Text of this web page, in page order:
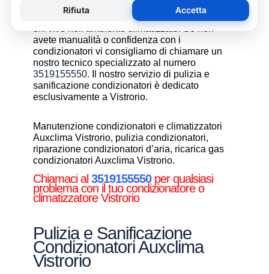
attenzione e con i giusti prodotti per non
rischiare danni al condizionatore e alla salute di
chi vive nell’ambiente climatizzato. Se non
avete manualità o confidenza con i
condizionatori vi consigliamo di chiamare un
nostro tecnico specializzato al numero
3519155550. Il nostro servizio di pulizia e
sanificazione condizionatori è dedicato
esclusivamente a Vistrorio.
Manutenzione condizionatori e climatizzatori
Auxclima Vistrorio, pulizia condizionatori,
riparazione condizionatori d’aria, ricarica gas
condizionatori Auxclima Vistrorio.
Chiamaci al 3519155550per qualsiasi
problema con il tuo condizionatore o
climatizzatore Vistrorio
Pulizia e Sanificazione
Condizionatori Auxclima
Vistrorio